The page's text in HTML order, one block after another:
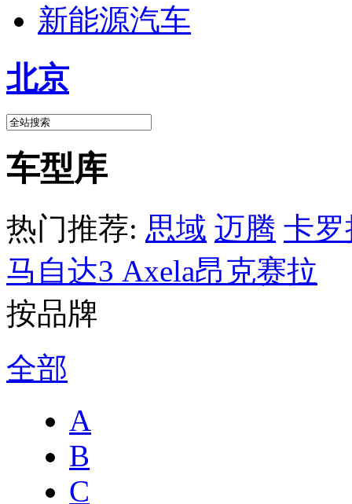
新能源汽车
北京
车型库
热门推荐: 思域 迈腾 卡罗
马自达3 Axela昂克赛拉
按品牌
全部
A
B
C